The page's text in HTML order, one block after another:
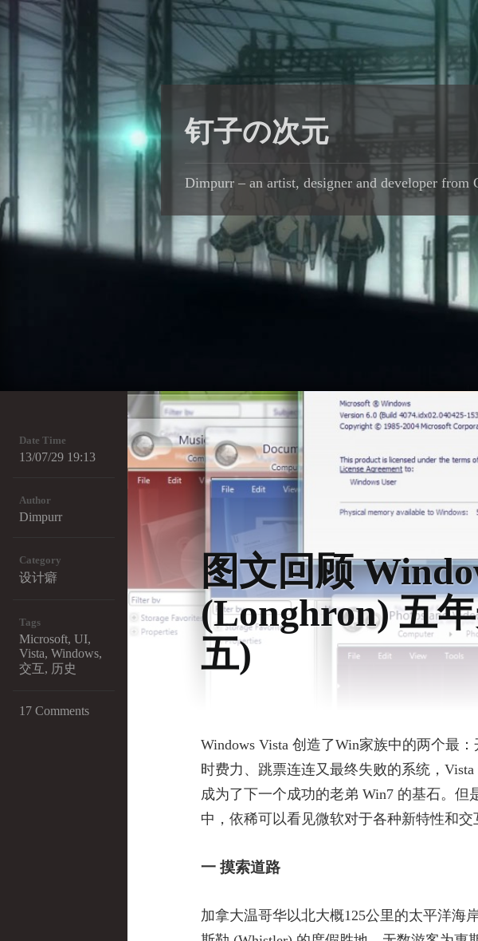
钉子の次元
Dimpurr – an artist, designer and developer from
Date Time
13/07/29 19:13
Author
Dimpurr
Category
设计癖
Tags
Microsoft, UI,
Vista, Windows,
交互, 历史
17 Comments
图文回顾
(Longhron) 五
五)
Windows Vista 创造了Win家族中的两个最
时费力、跳票连连又最终失败的系统，
成为了下一个成功的老弟 Win7 的基石。但
中，依稀可以看见微软对于各种新特性和
一 摸索道路
加拿大温哥华以北大概125公里的太平洋海